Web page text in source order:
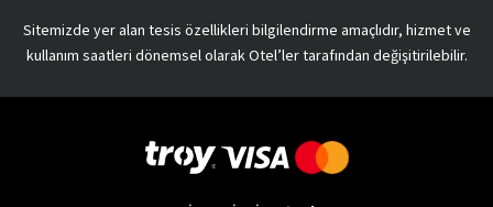
Sitemizde yer alan tesis özellikleri bilgilendirme amaçlıdır, hizmet ve
kullanım saatleri dönemsel olarak Otel’ler tarafından değişitirilebilir.